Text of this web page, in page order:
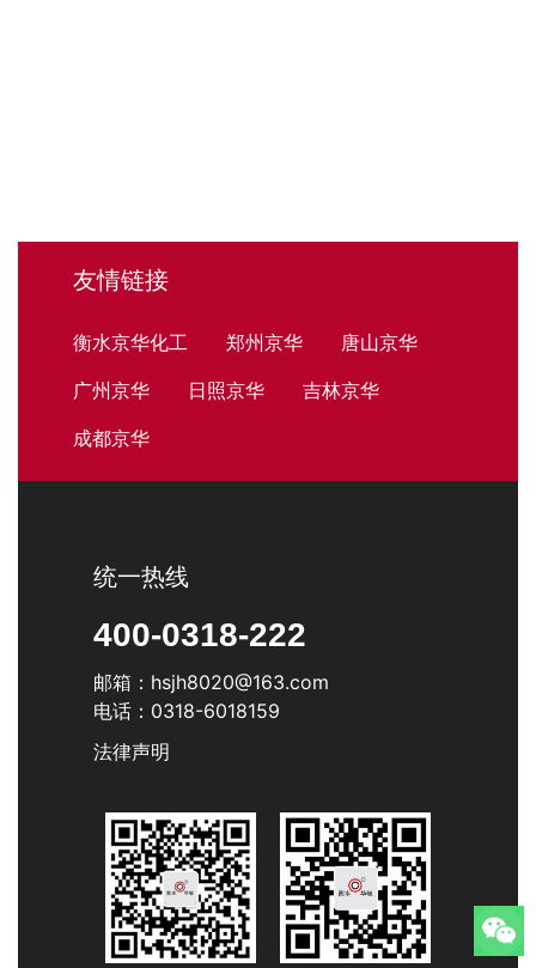
友情链接
衡水京华化工 郑州京华
唐山京华
广州京华
日照京华
吉林京华
成都京华
统一热线
400-0318-222
邮箱：hsjh8020@163.com
电话：0318-6018159
法律声明